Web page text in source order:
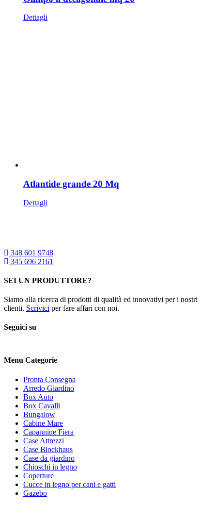
Dettagli
Atlantide grande 20 Mq
Dettagli
348 601 9748
345 696 2161
SEI UN PRODUTTORE?
Siamo alla ricerca di prodotti di qualità ed innovativi per i nostri
clienti. Scrivici per fare affari con noi.
Seguici su
Menu Categorie
Pronta Consegna
Arredo Giardino
Box Auto
Box Cavalli
Bungalow
Cabine Mare
Capannine Fiera
Case Attrezzi
Case Blockhaus
Case da giardino
Chioschi in legno
Coperture
Cucce in legno per cani e gatti
Gazebo